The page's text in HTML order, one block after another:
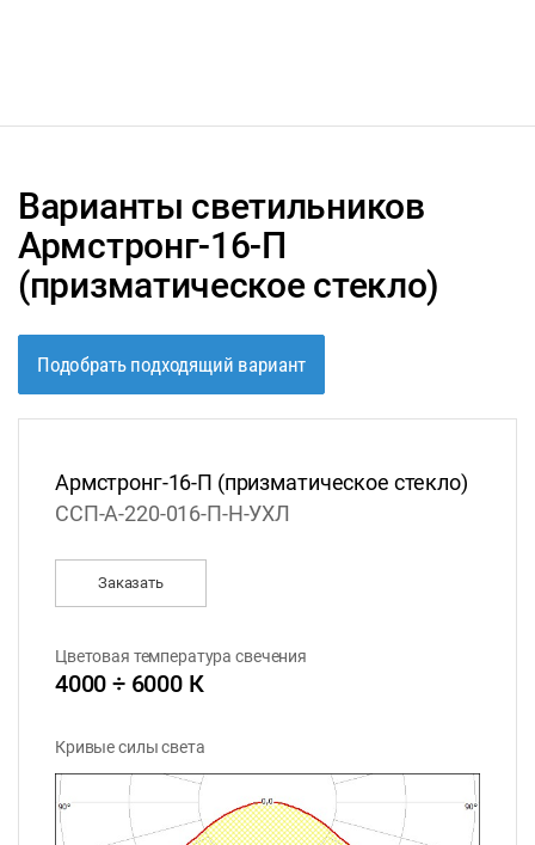
Варианты светильников
Армстронг-16-П
(призматическое стекло)
Подобрать подходящий вариант
Армстронг-16-П (призматическое стекло)
ССП-А-220-016-П-Н-УХЛ
Заказать
Цветовая температура свечения
4000 ÷ 6000 К
Кривые силы света